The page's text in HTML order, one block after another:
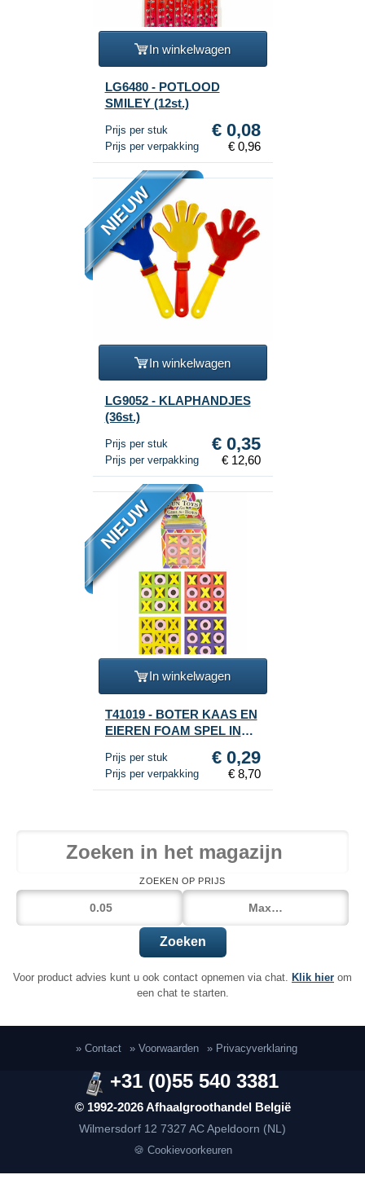
In winkelwagen
LG6480 - POTLOOD
SMILEY (12st.)
Prijs per stuk € 0,08
Prijs per verpakking € 0,96
NIEUW
In winkelwagen
LG9052 - KLAPHANDJES
(36st.)
Prijs per stuk € 0,35
Prijs per verpakking € 12,60
NIEUW
In winkelwagen
T41019 - BOTER KAAS EN
EIEREN FOAM SPEL IN
Prijs per stuk € 0,29
Prijs per verpakking € 8,70
ZOEKEN OP PRIJS
Zoeken
Voor product advies kunt u ook contact opnemen via chat. Klik hier om
een chat te starten.
» Contact » Voorwaarden » Privacyverklaring
© 1992-2026 Afhaalgroothandel België
Wilmersdorf 12 7327 AC Apeldoorn (NL)
+31 (0)55 540 3381
🍪 Cookievoorkeuren